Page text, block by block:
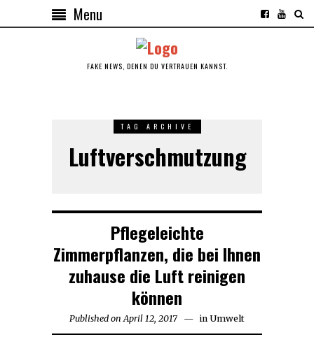
Menu
FAKE NEWS, DENEN DU VERTRAUEN KANNST.
TAG ARCHIVE
Luftverschmutzung
Pflegeleichte
Zimmerpflanzen, die bei Ihnen
zuhause die Luft reinigen
können
Published on April 12, 2017 April in Umwelt